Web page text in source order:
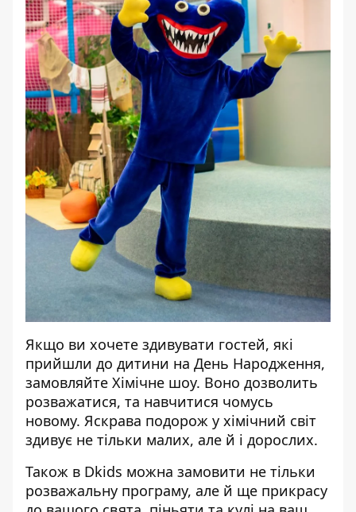
Якщо ви хочете здивувати гостей, які
прийшли до дитини на День Народження,
замовляйте Хімічне шоу. Воно дозволить
розважатися, та навчитися чомусь
новому. Яскрава подорож у хімічний світ
здивує не тільки малих, але й і дорослих.
Також в Dkids можна замовити не тільки
розважальну програму, але й ще прикрасу